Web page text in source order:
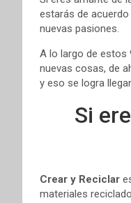
estarás de
nuevas pasiones.
A lo largo de estos
nuevas cosas, de
y eso se logra
Si
Crear y Reciclar
materiales